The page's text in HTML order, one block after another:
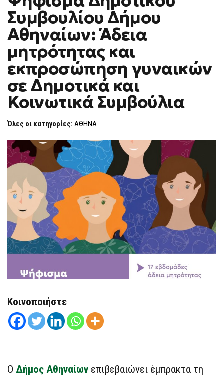
ΔΗΜΟΤΙΚΟΎ
ΣΥΜΒΟΥΛΊΟΥ
ΔΉΜΟΥ
ΑΘΗΝΑΊΩΝ:
ΆΔΕΙΑ
ΜΗΤΡΌΤΗΤΑΣ
ΚΑΙ
ΕΚΠΡΟΣΏΠΗΣΗ
ΓΥΝΑΙΚΏΝ
ΣΕ
ΔΗΜΟΤΙΚΆ
ΚΑΙ
ΚΟΙΝΩΤΙΚΆ
ΣΥΜΒΟΎΛΙΑ
Συμβουλίου Δήμου
Αθηναίων: Άδεια
μητρότητας και
εκπροσώπηση γυναικών
σε Δημοτικά και
Κοινωτικά Συμβούλια
Όλες οι κατηγορίες: ΑΘΗΝΑ
Κοινοποιήστε
Ο Δήμος Αθηναίων επιβεβαιώνει έμπρακτα τη